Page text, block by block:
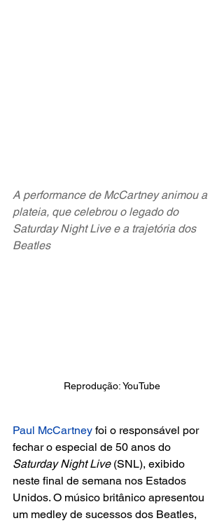
A performance de McCartney animou a
plateia, que celebrou o legado do
Saturday Night Live e a trajetória dos
Beatles
Reprodução: YouTube
Paul McCartney foi o responsável por
fechar o especial de 50 anos do
Saturday Night Live (SNL), exibido
neste final de semana nos Estados
Unidos. O músico britânico apresentou
um medley de sucessos dos Beatles,